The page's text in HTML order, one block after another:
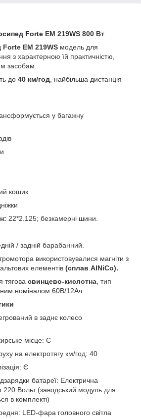
ForteEM 219WS 800 Вт
Forte EM 219WS модель для
з характерною їй практичністю,
засобам.
до 40 км/год , найбільша дистанція
у багажну
кошик
22*2.125; безкамерні шини.
/ задній барабанний.
використовувалися магніти з
елементів (сплав AlNiCo).
тягова свинцево-кислотна , тип
номіналом 60В/12Ач
в заднє колесо
місце: Є
на електротягу км/год: 40
Є
батареї: Електрична
Вольт (заводський модуль для
в комплекті)
LED-фара головного світла